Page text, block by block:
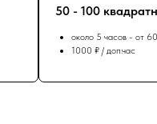
50 - 100
около 5 часов - от
1000 ₽ / доп.час